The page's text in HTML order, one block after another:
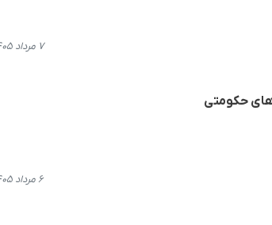
۷ مرداد ۱۴۰۵، ۱۱:۲۴
حکومتی
۶ مرداد ۱۴۰۵، ۱۰:۲۹